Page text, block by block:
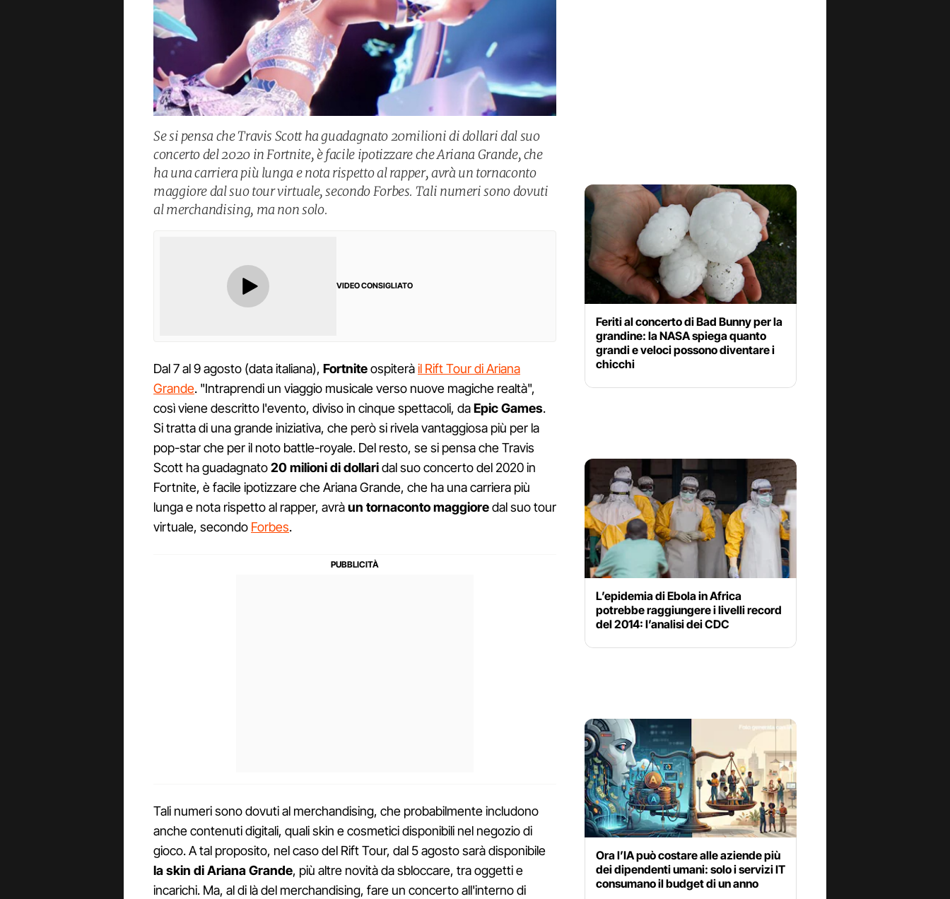
Se si pensa che Travis Scott ha guadagnato 20milioni di dollari dal suo
concerto del 2020 in Fortnite, è facile ipotizzare che Ariana Grande, che
ha una carriera più lunga e nota rispetto al rapper, avrà un tornaconto
maggiore dal suo tour virtuale, secondo Forbes. Tali numeri sono dovuti
al merchandising, ma non solo.
VIDEO CONSIGLIATO
Dal 7 al 9 agosto (data italiana), Fortniteospiteràil Rift Tour di Ariana
Grande. "Intraprendi un viaggio musicale verso nuove magiche realtà",
così viene descritto l'evento, diviso in cinque spettacoli, daEpic Games.
Si tratta di una grande iniziativa, che però si rivela vantaggiosa più per la
pop-star che per il noto battle-royale. Del resto, se si pensa che Travis
Scott ha guadagnato20 milioni di dollaridal suo concerto del 2020 in
Fortnite, è facile ipotizzare che Ariana Grande, che ha una carriera più
lunga e nota rispetto al rapper, avràun tornaconto maggioredal suo tour
virtuale, secondo Forbes.
Tali numeri sono dovuti al merchandising, che probabilmente includono
anche contenuti digitali, quali skin e cosmetici disponibili nel negozio di
gioco. A tal proposito, nel caso del Rift Tour, dal 5 agosto sarà disponibile
la skin di Ariana Grande, più altre novità da sbloccare, tra oggetti e
incarichi. Ma, al di là del merchandising, fare un concerto all'interno di
Feriti al concerto di Bad Bunny per la
grandine: la NASA spiega quanto
grandi e veloci possono diventare i
chicchi
L’epidemia di Ebola in Africa
potrebbe raggiungere i livelli record
del 2014: l’analisi dei CDC
Ora l’IA può costare alle aziende più
dei dipendenti umani: solo i servizi IT
consumano il budget di un anno